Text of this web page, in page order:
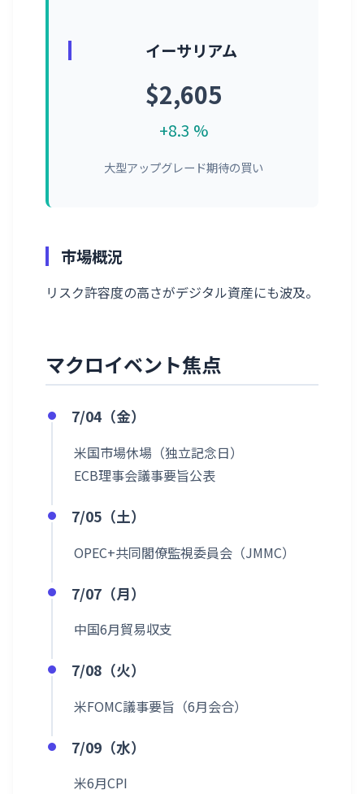
イーサリアム
$2,605
+8.3 %
大型アップグレード期待の買い
市場概況
リスク許容度の高さがデジタル資産にも波及。
マクロイベント焦点
7/04（金）
米国市場休場（独立記念日）
ECB理事会議事要旨公表
7/05（土）
OPEC+共同閣僚監視委員会（JMMC）
7/07（月）
中国6月貿易収支
7/08（火）
米FOMC議事要旨（6月会合）
7/09（水）
米6月CPI